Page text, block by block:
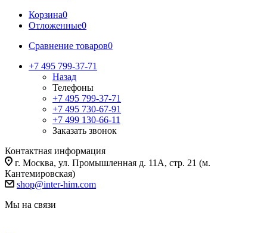
Корзина0
Отложенные0
Сравнение товаров0
+7 495 799-37-71
Назад
Телефоны
+7 495 799-37-71
+7 495 730-67-91
+7 499 130-66-11
Заказать звонок
Контактная информация
г. Москва, ул. Промышленная д. 11А, стр. 21 (м.
Кантемировская)
shop@inter-him.com
Мы на связи